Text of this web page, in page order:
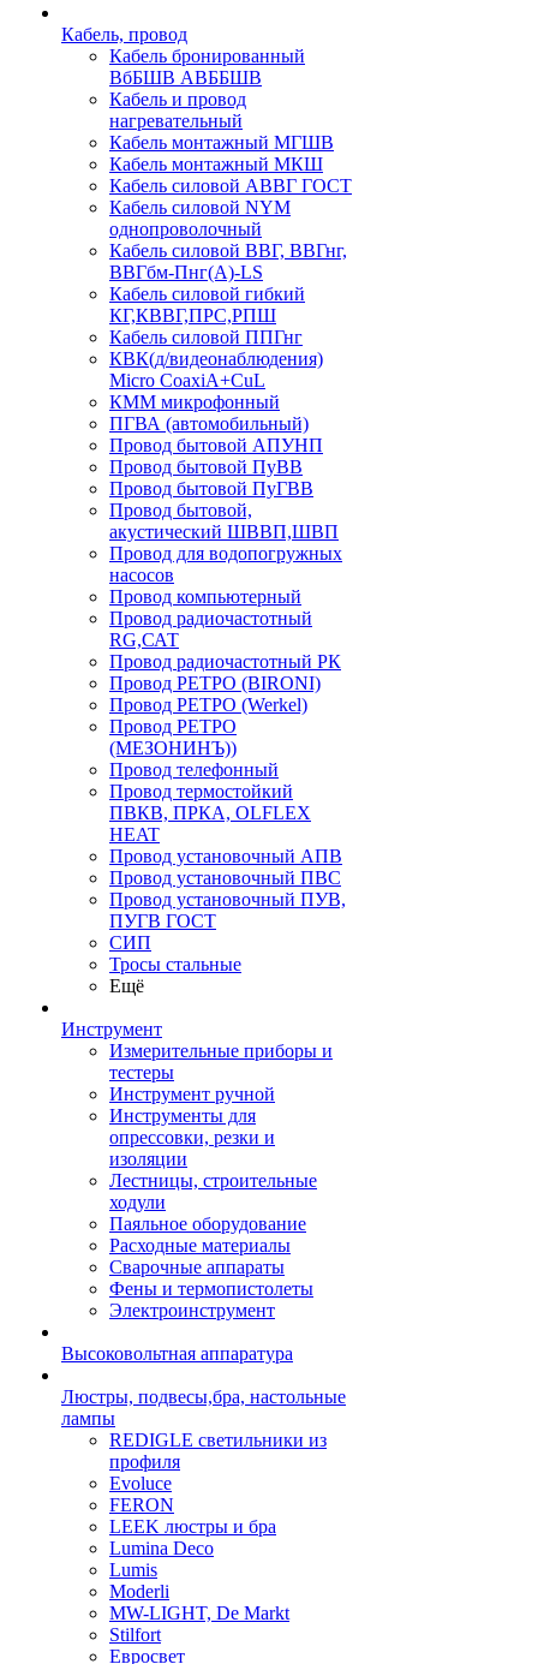
Кабель, провод
Кабель бронированный
ВбБШВ АВББШВ
Кабель и провод
нагревательный
Кабель монтажный МГШВ
Кабель монтажный МКШ
Кабель силовой АВВГ ГОСТ
Кабель силовой NYM
однопроволочный
Кабель силовой ВВГ, ВВГнг,
ВВГбм-Пнг(А)-LS
Кабель силовой гибкий
КГ,КВВГ,ПРС,РПШ
Кабель силовой ППГнг
КВК(д/видеонаблюдения)
Micro CoaxiA+CuL
КММ микрофонный
ПГВА (автомобильный)
Провод бытовой АПУНП
Провод бытовой ПуВВ
Провод бытовой ПуГВВ
Провод бытовой,
акустический ШВВП,ШВП
Провод для водопогружных
насосов
Провод компьютерный
Провод радиочастотный
RG,САТ
Провод радиочастотный РК
Провод РЕТРО (BIRONI)
Провод РЕТРО (Werkel)
Провод РЕТРО
(МЕЗОНИНЪ))
Провод телефонный
Провод термостойкий
ПВКВ, ПРКА, OLFLEX
HEAT
Провод установочный АПВ
Провод установочный ПВС
Провод установочный ПУВ,
ПУГВ ГОСТ
СИП
Тросы стальные
Ещё
Инструмент
Измерительные приборы и
тестеры
Инструмент ручной
Инструменты для
опрессовки, резки и
изоляции
Лестницы, строительные
ходули
Паяльное оборудование
Расходные материалы
Сварочные аппараты
Фены и термопистолеты
Электроинструмент
Высоковольтная аппаратура
Люстры, подвесы,бра, настольные
лампы
REDIGLE светильники из
профиля
Evoluce
FERON
LEEK люстры и бра
Lumina Deco
Lumis
Moderli
MW-LIGHT, De Markt
Stilfort
Евросвет